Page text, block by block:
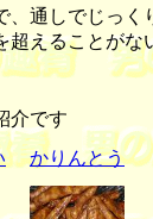
通しでじっく
えることがな
介です
かりんとう